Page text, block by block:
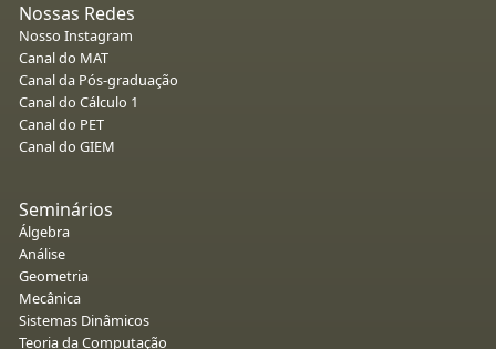
Nossas Redes
Nosso Instagram
Canal do MAT
Canal da Pós-graduação
Canal do Cálculo 1
Canal do PET
Canal do GIEM
Seminários
Álgebra
Análise
Geometria
Mecânica
Sistemas Dinâmicos
Teoria da Computação